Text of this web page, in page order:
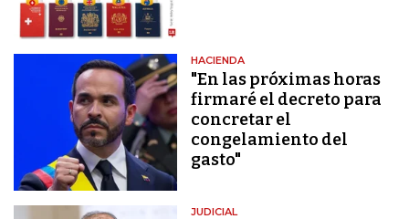
HACIENDA
"En las próximas horas
firmaré el decreto para
concretar el
congelamiento del
gasto"
JUDICIAL